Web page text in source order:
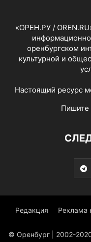
«ОРЕН.РУ /
оренбургском
культурной и
Настоящий ресурс
Пишите
Редакция Реклама
© Оренбург | 2002-